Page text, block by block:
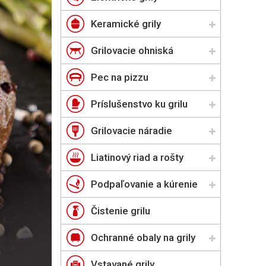
Keramické grily
Grilovacie ohniská
Pec na pizzu
Príslušenstvo ku grilu
Grilovacie náradie
Liatinový riad a rošty
Podpaľovanie a kúrenie
Čistenie grilu
Ochranné obaly na grily